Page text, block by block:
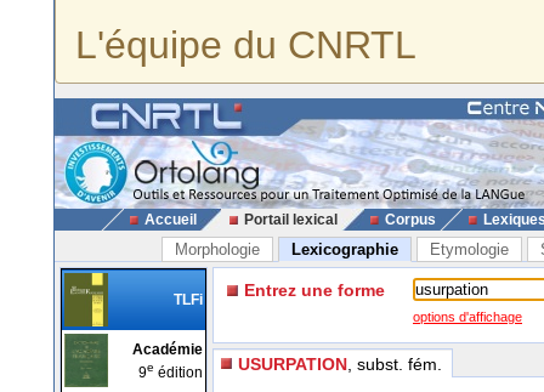
L'équipe du CNRTL
Accueil Portail lexical Corpus
Morphologie Lexicographie Etymologie
TLFi
Académie
9e édition
Entrez une forme
options d'affichage
USURPATION , subst. fém.